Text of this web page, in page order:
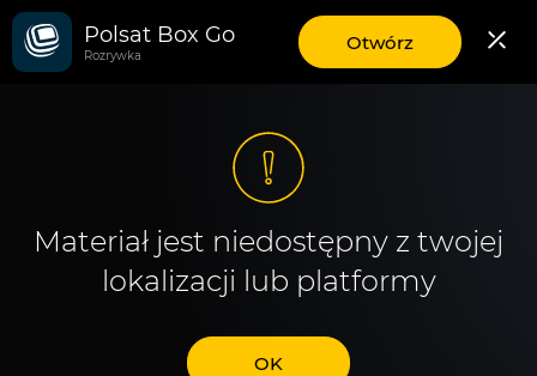
Polsat Box Go
Rozrywka
Otwórzaplikację
mobilną
Polsat
Materiał jest niedostępny z twojej
lokalizacji lub platformy
OK